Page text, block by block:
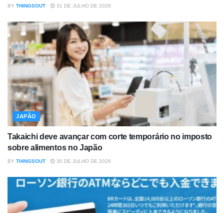
BY THINGSOUT 31 DE JULHO DE 2026
JAPÃO
Takaichi deve avançar com corte temporário no imposto
sobre alimentos no Japão
BY THINGSOUT 30 DE JULHO DE 2026